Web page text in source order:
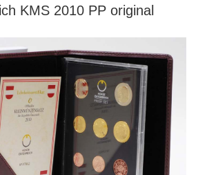
KMS 2010 PP original